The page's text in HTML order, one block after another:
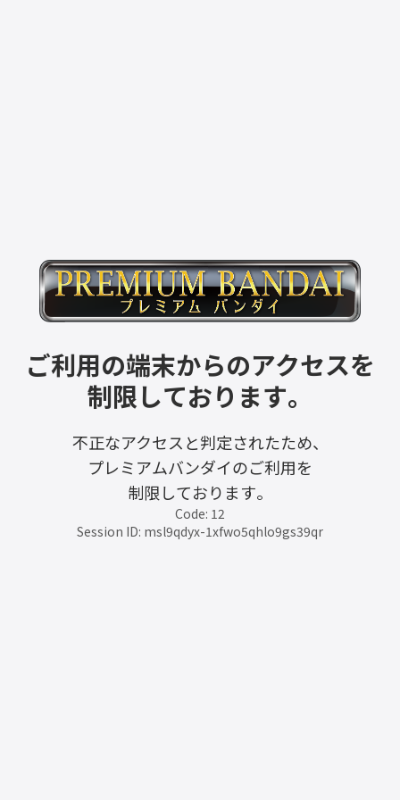
ご利用の端末からのアクセスを
制限しております。
不正なアクセスと判定されたため、
プレミアムバンダイのご利用を
制限しております。
Code: 12
Session ID: msl9qdyx-1xfwo5qhlo9gs39qr